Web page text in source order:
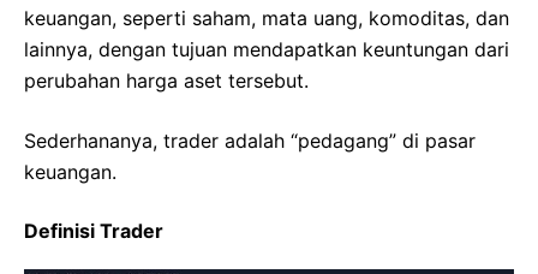
keuangan, seperti saham, mata uang, komoditas, dan
lainnya, dengan tujuan mendapatkan keuntungan dari
perubahan harga aset tersebut.
Sederhananya, trader adalah “pedagang” di pasar
keuangan.
Definisi Trader